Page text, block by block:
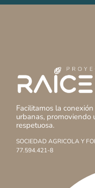
Facilitamos la
urbanas, promoviendo
respetuosa.
SOCIEDAD AGRICOLA Y
77.594.421-8